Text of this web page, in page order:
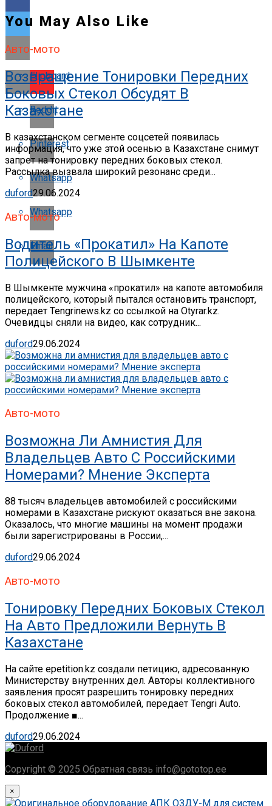
Flipboard
Reddit
Pinterest
Whatsapp
Whatsapp
Email
You May Also Like
Авто-мото
Возвращение Тонировки Передних
Боковых Стекол Обсудят В
Казахстане
В казахстанском сегменте соцсетей появилась
информация, что уже этой осенью в Казахстане снимут
запрет на тонировку передних боковых стекол.
Рассылка вызвала широкий резонанс среди...
duford29.06.2024
Авто-мото
Водитель «прокатил» На Капоте
Полицейского В Шымкенте
В Шымкенте мужчина «прокатил» на капоте автомобиля
полицейского, который пытался остановить транспорт,
передает Tengrinews.kz со ссылкой на Otyrar.kz.
Очевидцы сняли на видео, как сотрудник...
duford29.06.2024
Авто-мото
Возможна Ли Амнистия Для
Владельцев Авто С Российскими
Номерами? Мнение Эксперта
88 тысяч владельцев автомобилей с российскими
номерами в Казахстане рискуют оказаться вне закона.
Оказалось, что многие машины на момент продажи
были зарегистрированы в России,...
duford29.06.2024
Авто-мото
Тонировку Передних Боковых Стекол
На Авто Предложили Вернуть В
Казахстане
На сайте epetition.kz создали петицию, адресованную
Министерству внутренних дел. Авторы коллективного
заявления просят разрешить тонировку передних
боковых стекол автомобилей, передает Tengri Auto.
Продолжение ■...
duford29.06.2024
Copyright © 2025 Обратная связь info@gototop.ee
×